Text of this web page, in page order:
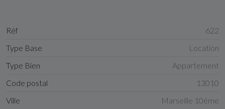
Réf
622
Type Base
Location
Type Bien
Appartement
Code postal
13010
Ville
Marseille 10ème